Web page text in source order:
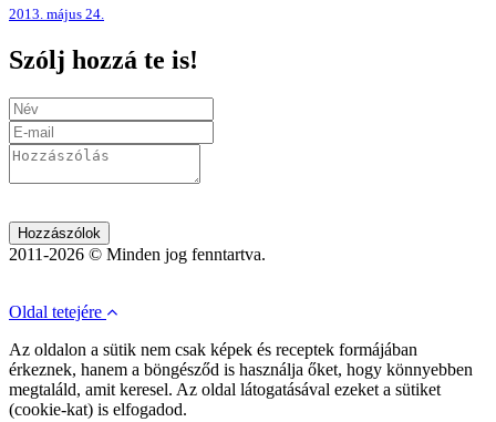
2013. május 24.
Szólj hozzá te is!
Hozzászólok
2011-2026 © Minden jog fenntartva.
Oldal tetejére
Az oldalon a sütik nem csak képek és receptek formájában
érkeznek, hanem a böngésződ is használja őket, hogy könnyebben
megtaláld, amit keresel. Az oldal látogatásával ezeket a sütiket
(cookie-kat) is elfogadod.